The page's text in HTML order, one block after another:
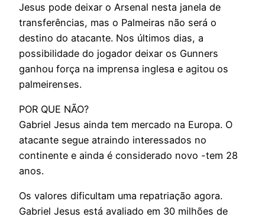
Jesus pode deixar o Arsenal nesta janela de
transferências, mas o Palmeiras não será o
destino do atacante. Nos últimos dias, a
possibilidade do jogador deixar os Gunners
ganhou força na imprensa inglesa e agitou os
palmeirenses.
POR QUE NÃO?
Gabriel Jesus ainda tem mercado na Europa. O
atacante segue atraindo interessados no
continente e ainda é considerado novo -tem 28
anos.
Os valores dificultam uma repatriação agora.
Gabriel Jesus está avaliado em 30 milhões de